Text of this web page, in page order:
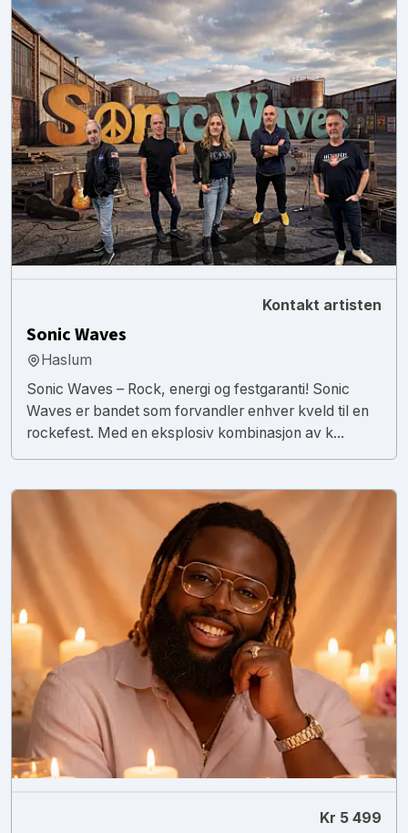
Kontakt artisten
Sonic Waves
Haslum
Sonic Waves – Rock, energi og festgaranti! Sonic
Waves er bandet som forvandler enhver kveld til en
rockefest. Med en eksplosiv kombinasjon av k...
Kr 5 499